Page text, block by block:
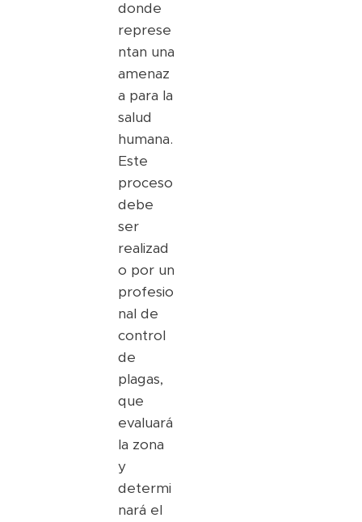
donde
represe
ntan una
amenaz
a para la
salud
humana.
Este
proceso
debe
ser
realizad
o por un
profesio
nal de
control
de
plagas,
que
evaluará
la zona
y
determi
nará el